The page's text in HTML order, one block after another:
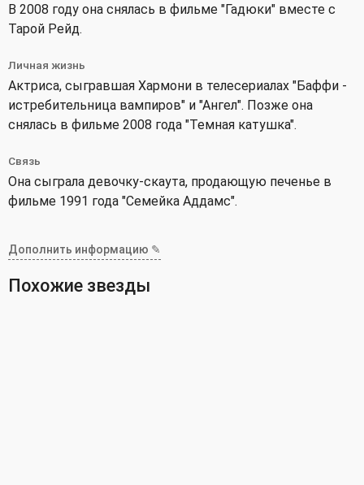
В 2008 году она снялась в фильме "Гадюки" вместе с
Тарой Рейд.
Личная жизнь
Актриса, сыгравшая Хармони в телесериалах "Баффи -
истребительница вампиров" и "Ангел". Позже она
снялась в фильме 2008 года "Темная катушка".
Связь
Она сыграла девочку-скаута, продающую печенье в
фильме 1991 года "Семейка Аддамс".
Дополнить информацию ✎
Похожие звезды